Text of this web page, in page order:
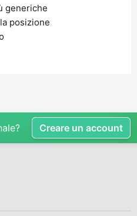
generiche
posizione
Creare un account